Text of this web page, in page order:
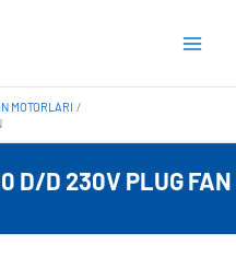
MOTORLARI
D/D 230V PLUG FAN